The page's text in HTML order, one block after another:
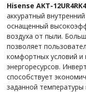
Hisense AKT-
аккуратный
оснащенный
воздуха от пыли.
позволяет
комфортных условий
энергоресурсов.
способствует
заданной